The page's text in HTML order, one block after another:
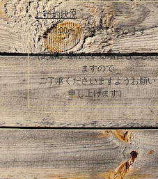
ご予約状況
10:00〜16:30 空いています
(更新が遅れている場合もござい
ますので
ご了承くださいますようお願い
申し上げます）